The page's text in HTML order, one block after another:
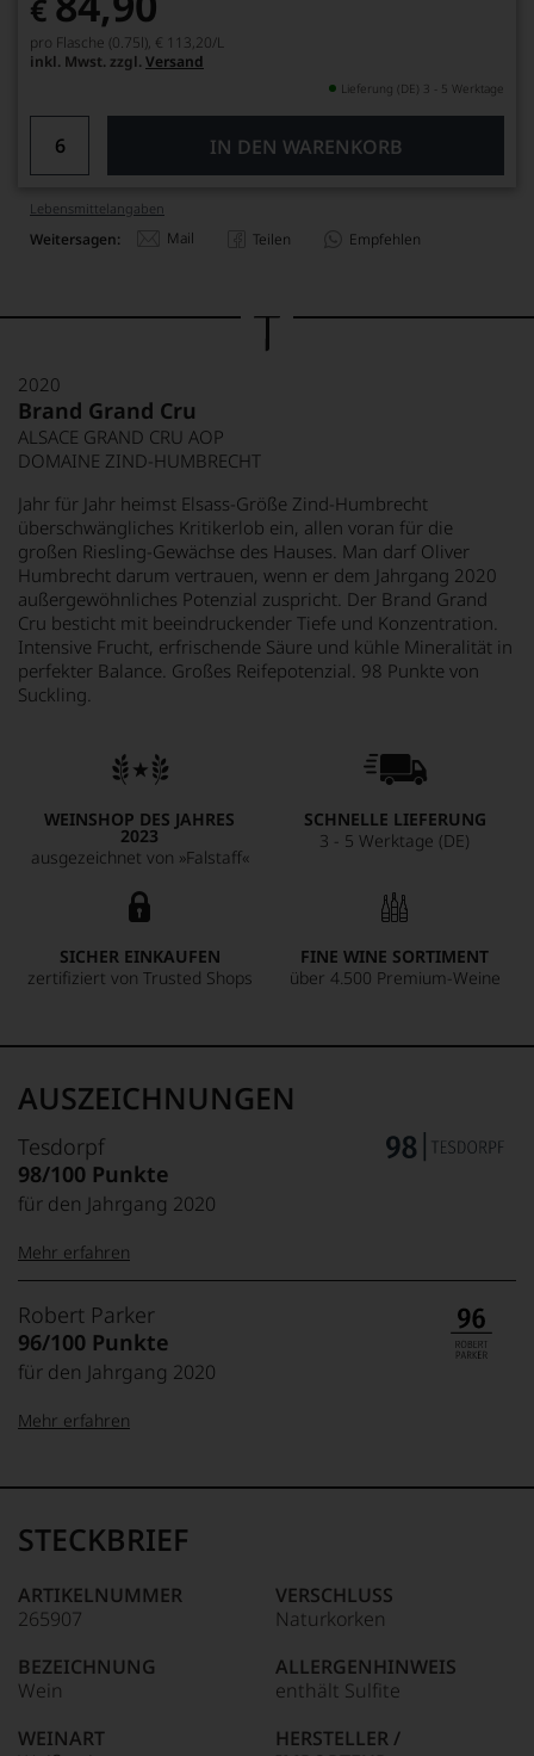
€
pro Flasche (0.75l), € 113,20/L
inkl. Mwst. zzgl. Versand
Lieferung (DE) 3 - 5 Werktage
IN DEN WARENKORB
Lebensmittel­angaben
Weitersagen: Mail Teilen Empfehlen
2020
Brand Grand Cru
ALSACE GRAND CRU AOP
DOMAINE ZIND-HUMBRECHT
Jahr für Jahr heimst Elsass-Größe Zind-Humbrecht
überschwängliches Kritikerlob ein, allen voran für die
großen Riesling-Gewächse des Hauses. Man darf Oliver
Humbrecht darum vertrauen, wenn er dem Jahrgang 2020
außergewöhnliches Potenzial zuspricht. Der Brand Grand
Cru besticht mit beeindruckender Tiefe und Konzentration.
Intensive Frucht, erfrischende Säure und kühle Mineralität in
perfekter Balance. Großes Reifepotenzial. 98 Punkte von
Suckling.
WEINSHOP DES JAHRES
2023
ausgezeichnet von »Falstaff«
SCHNELLE LIEFERUNG
3 - 5 Werktage (DE)
SICHER EINKAUFEN
zertifiziert von Trusted Shops
FINE WINE SORTIMENT
über 4.500 Premium-Weine
AUSZEICHNUNGEN
Tesdorpf
98/100 Punkte
für den Jahrgang 2020
99–100 Punkte:
95–98 Punkte:
85–89 Punkte:
Unter 85 Punkte:
Tesdorpf
Der
Name
Tesdorpf
für
für
edlen
der
Welt,
wie
ein
anderer.
dokumentieren
Mehr erfahren
Robert Parker
96/100 Punkte
für den Jahrgang 2020
95-90 Punkte:
Parker
Ganz
ohne
war
Robert
einer
der
einflussreichsten
Weinkritiker,
Mehr erfahren
STECKBRIEF
ARTIKELNUMMER
265907
BEZEICHNUNG
Wein
WEINART
VERSCHLUSS
Naturkorken
ALLERGENHINWEIS
enthält Sulfite
HERSTELLER /